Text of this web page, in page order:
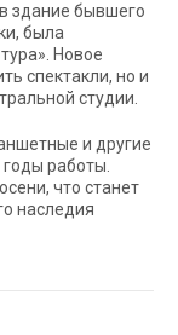
здание бывшего
была
Новое
спектакли, но и
студии.
и другие
работы.
что станет
наследия